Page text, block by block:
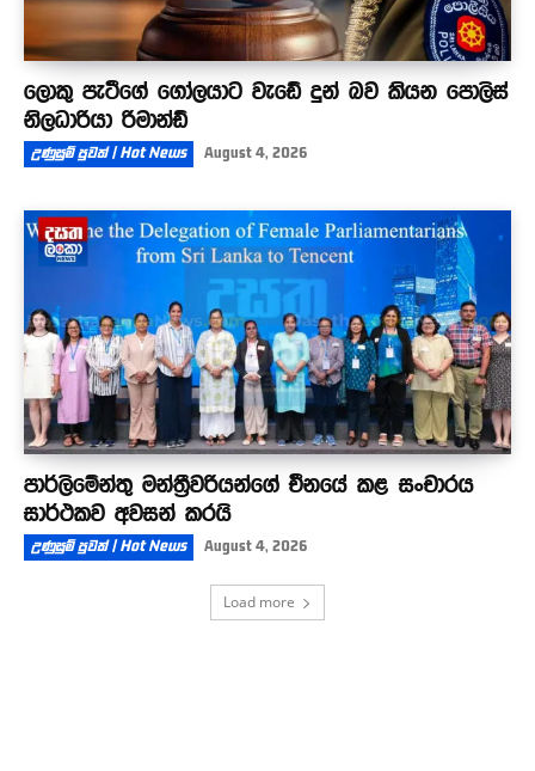
ලොකු පැටීගේ ගෝලයාට වැඩේ දුන් බව කියන පොලිස්
නිලධාරියා රිමාන්ඩ්
උණුසුම් පුවත් | Hot News August 4, 2026
පාර්ලිමේන්තු මන්ත්‍රීවරියන්ගේ චීනයේ කළ සංචාරය
සාර්ථකව අවසන් කරයි
උණුසුම් පුවත් | Hot News August 4, 2026
Load more